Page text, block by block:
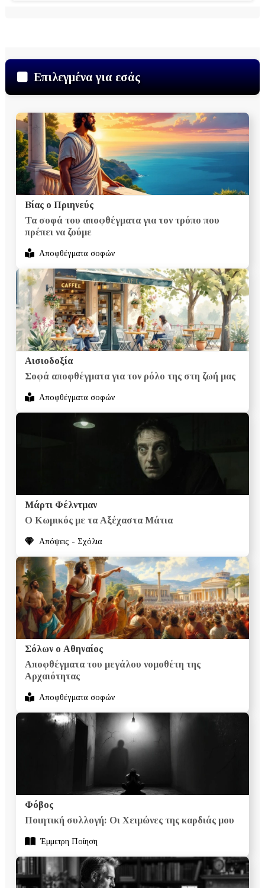
Επιλεγμένα για εσάς
Βίας ο Πριηνεύς
Τα σοφά του αποφθέγματα για τον τρόπο που
πρέπει να ζούμε
Αποφθέγματα σοφών
Αισιοδοξία
Σοφά αποφθέγματα για τον ρόλο της στη ζωή μας
Αποφθέγματα σοφών
Μάρτι Φέλντμαν
Ο Κωμικός με τα Αξέχαστα Μάτια
Απόψεις - Σχόλια
Σόλων ο Αθηναίος
Αποφθέγματα του μεγάλου νομοθέτη της
Αρχαιότητας
Αποφθέγματα σοφών
Φόβος
Ποιητική συλλογή: Οι Χειμώνες της καρδιάς μου
Έμμετρη Ποίηση